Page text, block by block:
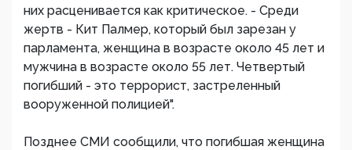
них расценивается как критическое. - Среди
жертв - Кит Палмер, который был зарезан у
парламента, женщина в возрасте около 45 лет и
мужчина в возрасте около 55 лет. Четвертый
погибший - это террорист, застреленный
вооруженной полицией".
Позднее СМИ сообщили, что погибшая женщина